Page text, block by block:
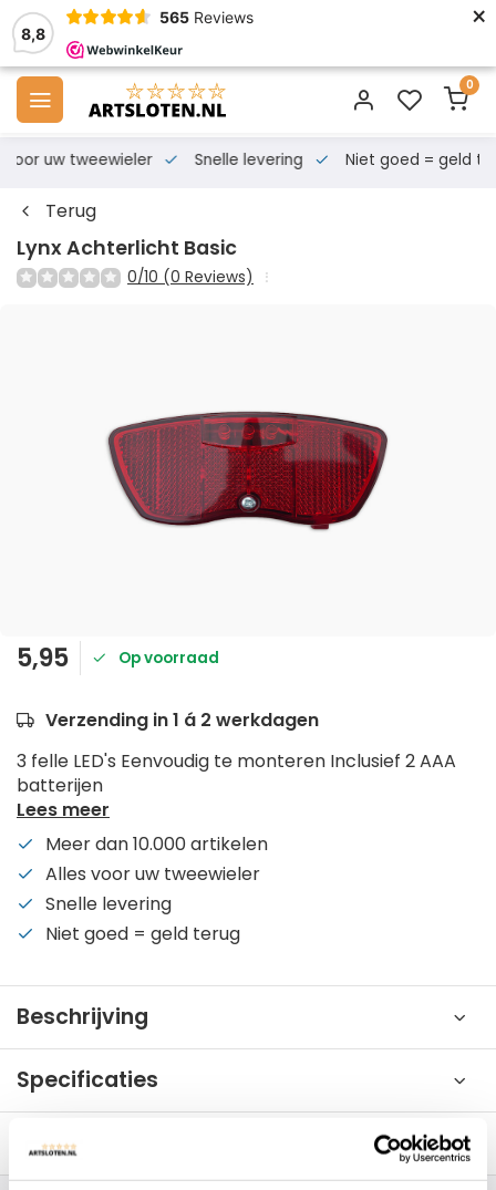
8,8
565 Reviews ×
0
voor uw tweewieler Snelle levering Niet goed = geld
Terug
Lynx Achterlicht Basic
0/10 (0 Reviews)
5,95 Op voorraad
Verzending in 1 á 2 werkdagen
3 felle LED's Eenvoudig te monteren Inclusief 2 AAA
batterijen
Lees meer
Meer dan 10.000 artikelen
Alles voor uw tweewieler
Snelle levering
Niet goed = geld terug
Beschrijving
Specificaties
Reviews